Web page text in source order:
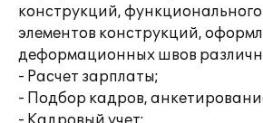
конструкций,
элементов конструкций,
деформационных швов
- Расчет зарплаты;
- Подбор кадров,